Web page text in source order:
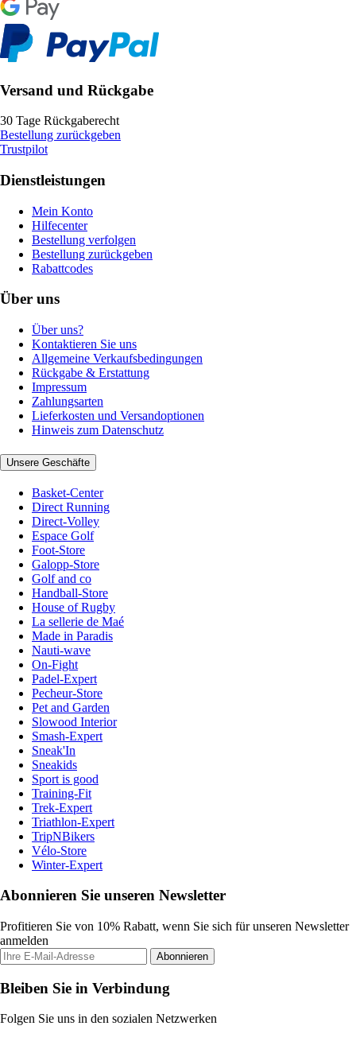
Versand und Rückgabe
30 Tage Rückgaberecht
Bestellung zurückgeben
Trustpilot
Dienstleistungen
Mein Konto
Hilfecenter
Bestellung verfolgen
Bestellung zurückgeben
Rabattcodes
Über uns
Über uns?
Kontaktieren Sie uns
Allgemeine Verkaufsbedingungen
Rückgabe & Erstattung
Impressum
Zahlungsarten
Lieferkosten und Versandoptionen
Hinweis zum Datenschutz
Unsere Geschäfte
Basket-Center
Direct Running
Direct-Volley
Espace Golf
Foot-Store
Galopp-Store
Golf and co
Handball-Store
House of Rugby
La sellerie de Maé
Made in Paradis
Nauti-wave
On-Fight
Padel-Expert
Pecheur-Store
Pet and Garden
Slowood Interior
Smash-Expert
Sneak'In
Sneakids
Sport is good
Training-Fit
Trek-Expert
Triathlon-Expert
TripNBikers
Vélo-Store
Winter-Expert
Abonnieren Sie unseren Newsletter
Profitieren Sie von 10% Rabatt, wenn Sie sich für unseren Newsletter
anmelden
Abonnieren
Bleiben Sie in Verbindung
Folgen Sie uns in den sozialen Netzwerken